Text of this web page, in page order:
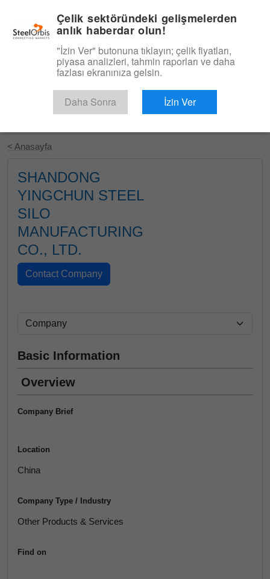
Ücretsiz Deneyin
< Anasayfa
SHANDONG
YINGCHUN STEEL
SILO
MANUFACTURING
CO., LTD.
Basic Information
Overview
Company Brief
Location
China
Company Type / Industry
Other Products & Services
Find on
Çelik sektöründeki gelişmelerden
anlık haberdar olun!
"İzin Ver" butonuna tıklayın; çelik fiyatları,
piyasa analizleri, tahmin raporları ve daha
fazlası ekranınıza gelsin.
Daha Sonra İzin Ver